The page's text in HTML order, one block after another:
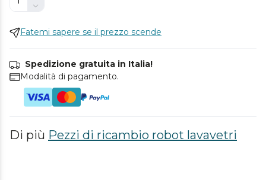
Fatemi sapere se il prezzo scende
Spedizione gratuita in Italia!
Modalità di pagamento.
Di più Pezzi di ricambio robot lavavetri